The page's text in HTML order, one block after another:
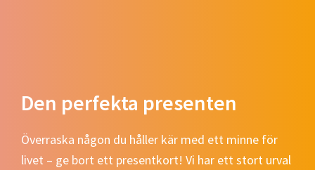
Den perfekta presenten
Överraska någon du håller kär med ett minne för
livet – ge bort ett presentkort! Vi har ett stort urval